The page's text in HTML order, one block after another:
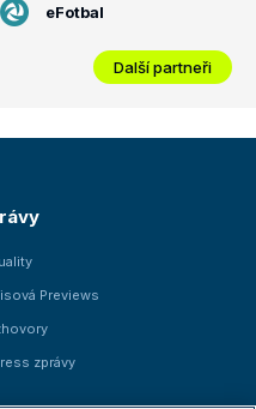
eFotbal
Další partneři
Previews
zprávy